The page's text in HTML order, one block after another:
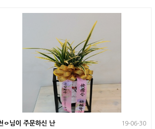
ㅇ님이 주문하신 난 19-06-30